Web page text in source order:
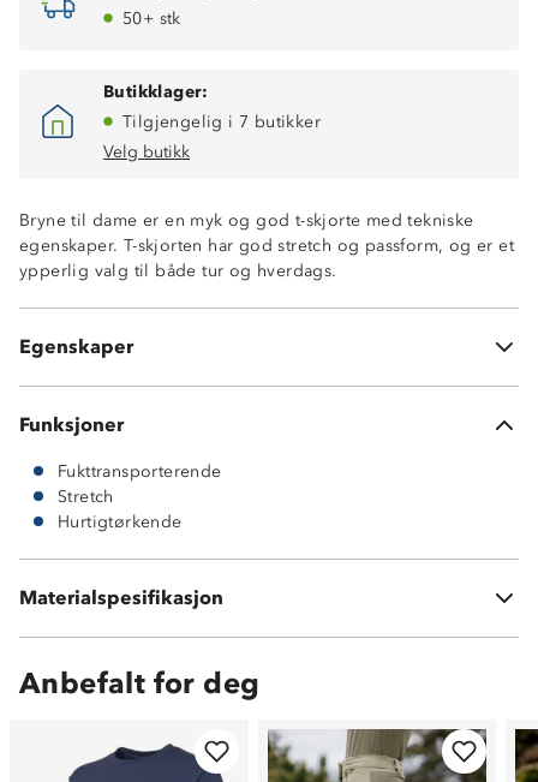
50+ stk
Butikklager:
Tilgjengelig i 7 butikker
Velg butikk
Bryne til dame er en myk og god t-skjorte med tekniske
egenskaper. T-skjorten har god stretch og passform, og er et
ypperlig valg til både tur og hverdags.
Egenskaper
Hurtigtørkende
Fukttransporterende
Svært god stretch
92 % polyester og 8 % elastan
Funksjoner
Fukttransporterende
Stretch
Hurtigtørkende
Materialspesifikasjon
92 % polyester og 8 % elastan
Anbefalt for deg